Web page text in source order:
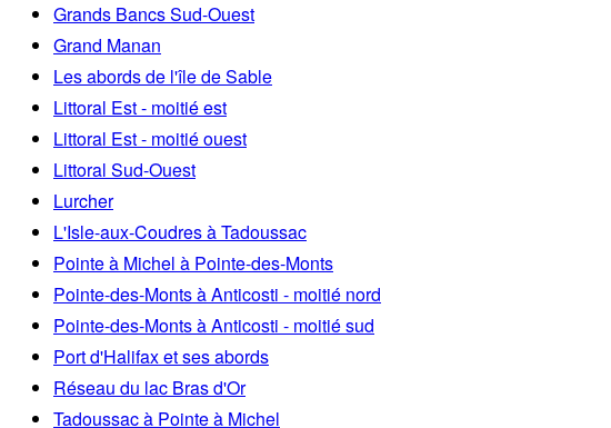
Grands Bancs Sud-Ouest
Grand Manan
Les abords de l'île de Sable
Littoral Est - moitié est
Littoral Est - moitié ouest
Littoral Sud-Ouest
Lurcher
L'Isle-aux-Coudres à Tadoussac
Pointe à Michel à Pointe-des-Monts
Pointe-des-Monts à Anticosti - moitié nord
Pointe-des-Monts à Anticosti - moitié sud
Port d'Halifax et ses abords
Réseau du lac Bras d'Or
Tadoussac à Pointe à Michel